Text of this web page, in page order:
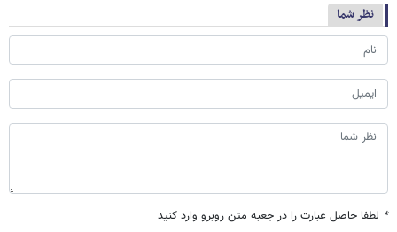
نظر شما
* لطفا حاصل عبارت را در جعبه متن روبرو وارد کنید